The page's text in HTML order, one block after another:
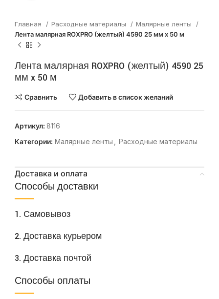
Главная Расходные материалы
Малярные ленты
Лента малярная ROXPRO (желтый) 4590 25 мм x 50 м
Лента малярная ROXPRO (желтый) 4590 25
мм x 50 м
Сравнить Добавить в список желаний
Артикул: 8116
Категории: Малярные ленты Расходные материалы
Доставка и оплата
Способы доставки
1. Самовывоз
2. Доставка курьером
3. Доставка почтой
Способы оплаты